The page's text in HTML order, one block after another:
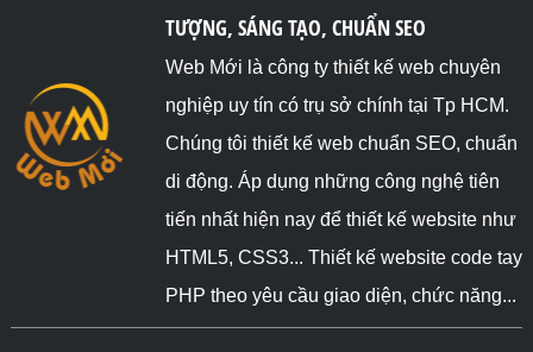
TƯỢNG, SÁNG TẠO, CHUẨN SEO
Web Mới là công ty thiết kế web chuyên
nghiệp uy tín có trụ sở chính tại Tp HCM.
Chúng tôi thiết kế web chuẩn SEO, chuẩn
di động. Áp dụng những công nghệ tiên
tiến nhất hiện nay để thiết kế website như
HTML5, CSS3... Thiết kế website code tay
PHP theo yêu cầu giao diện, chức năng...